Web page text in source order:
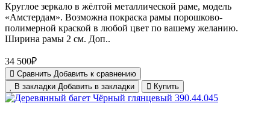
Круглое зеркало в жёлтой металлической раме, модель
«Амстердам». Возможна покраска рамы порошково-
полимерной краской в любой цвет по вашему желанию.
Ширина рамы 2 см. Доп..
34 500₽
Сравнить Добавить к сравнению
В закладки Добавить в закладки Купить